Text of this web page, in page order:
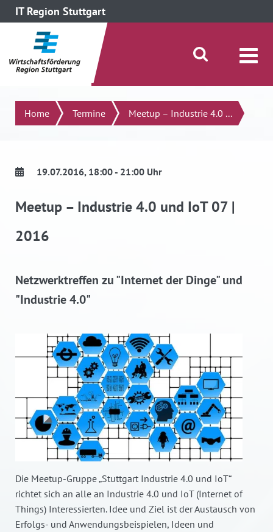
IT Region Stuttgart
direkt zum Inhalt dieser Seite
direkt zum Menü springen
Suche öffnen/schließen
Suchen
Home Termine Meetup – Industrie 4.0 ...
19.07.2016, 18:00 - 21:00 Uhr
Meetup – Industrie 4.0 und IoT 07 |
2016
Netzwerktreffen zu "Internet der Dinge" und
"Industrie 4.0"
Die Meetup-Gruppe „Stuttgart Industrie 4.0 und IoT“
richtet sich an alle an Industrie 4.0 und IoT (Internet of
Things) Interessierten. Idee und Ziel ist der Austausch von
Erfolgs- und Anwendungsbeispielen, Ideen und